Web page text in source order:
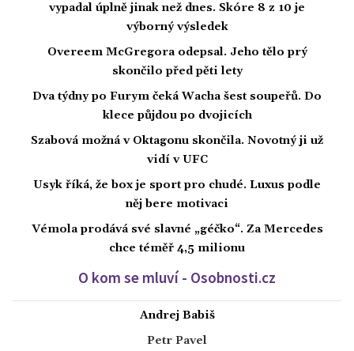
vypadal úplně jinak než dnes. Skóre 8 z 10 je
výborný výsledek
Overeem McGregora odepsal. Jeho tělo prý
skončilo před pěti lety
Dva týdny po Furym čeká Wacha šest soupeřů. Do
klece půjdou po dvojicích
Szabová možná v Oktagonu skončila. Novotný ji už
vidí v UFC
Usyk říká, že box je sport pro chudé. Luxus podle
něj bere motivaci
Vémola prodává své slavné „géčko“. Za Mercedes
chce téměř 4,5 milionu
O kom se mluví - Osobnosti.cz
Andrej Babiš
Petr Pavel